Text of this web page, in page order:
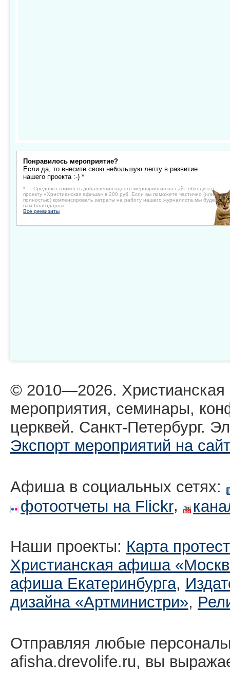
Понравилось мероприятие?
Если да, то внесите свою небольшую лепту в развитие
нашего проекта :-) *
* — Средняя стоимость добавления одного мероприятия на сайт обходится
проекту «Христианская афиша» в 200 руб. Если вы поможете частично (или
полностью) компенсировать затраты на работу нашего журналиста мы будем
вам благодарны.
Все реквизиты
© 2010—2026.
мероприятия, семинары,
церквей. Санкт-Петербург.
Экспорт мероприятий на сайт
Афиша в социальных сетях:
фотоотчеты на Flickr,
Наши проекты: Карта
Христианская афиша
афиша Екатеринбургa,
дизайна «Артминистри»,
Отправляя любые
afisha.drevolife.ru, вы